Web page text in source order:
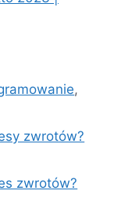
,
zwrotów?
zwrotów?